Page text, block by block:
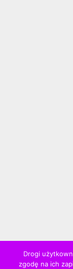
Drogi
zgodę na ich